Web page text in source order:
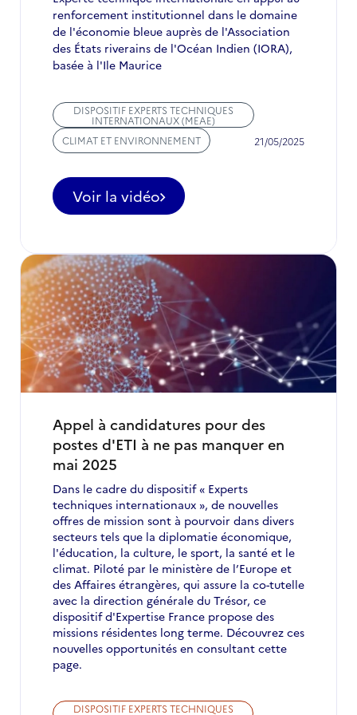
!
renforcement institutionnel dans le domaine
de l'économie bleue auprès de l'Association
des États riverains de l'Océan Indien (IORA),
basée à l'Ile Maurice
DISPOSITIF EXPERTS TECHNIQUES
INTERNATIONAUX (MEAE)
CLIMAT ET ENVIRONNEMENT
21/05/2025
Voir la vidéo
-
Mélyne
Appel à candidatures pour des
postes d'ETI à ne pas manquer en
mai 2025
Dans le cadre du dispositif « Experts
techniques internationaux », de nouvelles
offres de mission sont à pourvoir dans divers
secteurs tels que la diplomatie économique,
l'éducation, la culture, le sport, la santé et le
climat. Piloté par le ministère de l’Europe et
des Affaires étrangères, qui assure la co-tutelle
avec la direction générale du Trésor, ce
dispositif d'Expertise France propose des
missions résidentes long terme. Découvrez ces
nouvelles opportunités en consultant cette
page.
DISPOSITIF EXPERTS TECHNIQUES